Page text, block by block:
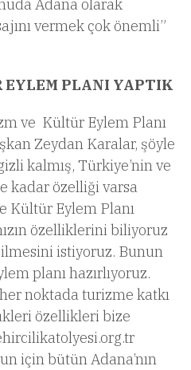
Adana olarak
vermek çok önemli”
EYLEM PLANI YAPTIK
ve Kültür Eylem Planı
Zeydan Karalar, şöyle
kalmış, Türkiye’nin ve
kadar özelliği varsa
Kültür Eylem Planı
özelliklerini biliyoruz
istiyoruz. Bunun
planı hazırlıyoruz.
noktada turizme katkı
özellikleri bize
için bütün Adana’nın